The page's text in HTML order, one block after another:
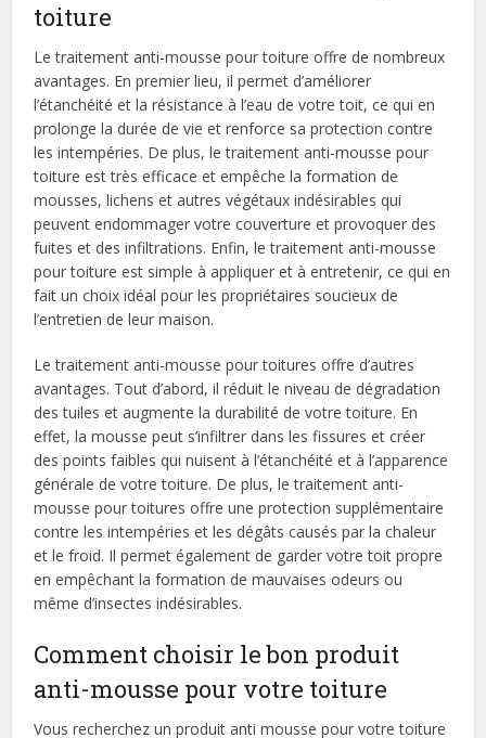
toiture
Le traitement anti-mousse pour toiture offre de nombreux
avantages. En premier lieu, il permet d’améliorer
l’étanchéité et la résistance à l’eau de votre toit, ce qui en
prolonge la durée de vie et renforce sa protection contre
les intempéries. De plus, le traitement anti-mousse pour
toiture est très efficace et empêche la formation de
mousses, lichens et autres végétaux indésirables qui
peuvent endommager votre couverture et provoquer des
fuites et des infiltrations. Enfin, le traitement anti-mousse
pour toiture est simple à appliquer et à entretenir, ce qui en
fait un choix idéal pour les propriétaires soucieux de
l’entretien de leur maison.
Le traitement anti-mousse pour toitures offre d’autres
avantages. Tout d’abord, il réduit le niveau de dégradation
des tuiles et augmente la durabilité de votre toiture. En
effet, la mousse peut s’infiltrer dans les fissures et créer
des points faibles qui nuisent à l’étanchéité et à l’apparence
générale de votre toiture. De plus, le traitement anti-
mousse pour toitures offre une protection supplémentaire
contre les intempéries et les dégâts causés par la chaleur
et le froid. Il permet également de garder votre toit propre
en empêchant la formation de mauvaises odeurs ou
même d’insectes indésirables.
Comment choisir le bon produit
anti-mousse pour votre toiture
Vous recherchez un produit anti mousse pour votre toiture